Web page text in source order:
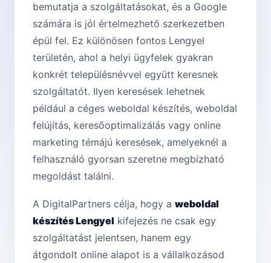
bemutatja a szolgáltatásokat, és a Google
számára is jól értelmezhető szerkezetben
épül fel. Ez különösen fontos Lengyel
területén, ahol a helyi ügyfelek gyakran
konkrét településnévvel együtt keresnek
szolgáltatót. Ilyen keresések lehetnek
például a céges weboldal készítés, weboldal
felújítás, keresőoptimalizálás vagy online
marketing témájú keresések, amelyeknél a
felhasználó gyorsan szeretne megbízható
megoldást találni.
A DigitalPartners célja, hogy a weboldal
készítés Lengyel kifejezés ne csak egy
szolgáltatást jelentsen, hanem egy
átgondolt online alapot is a vállalkozásod